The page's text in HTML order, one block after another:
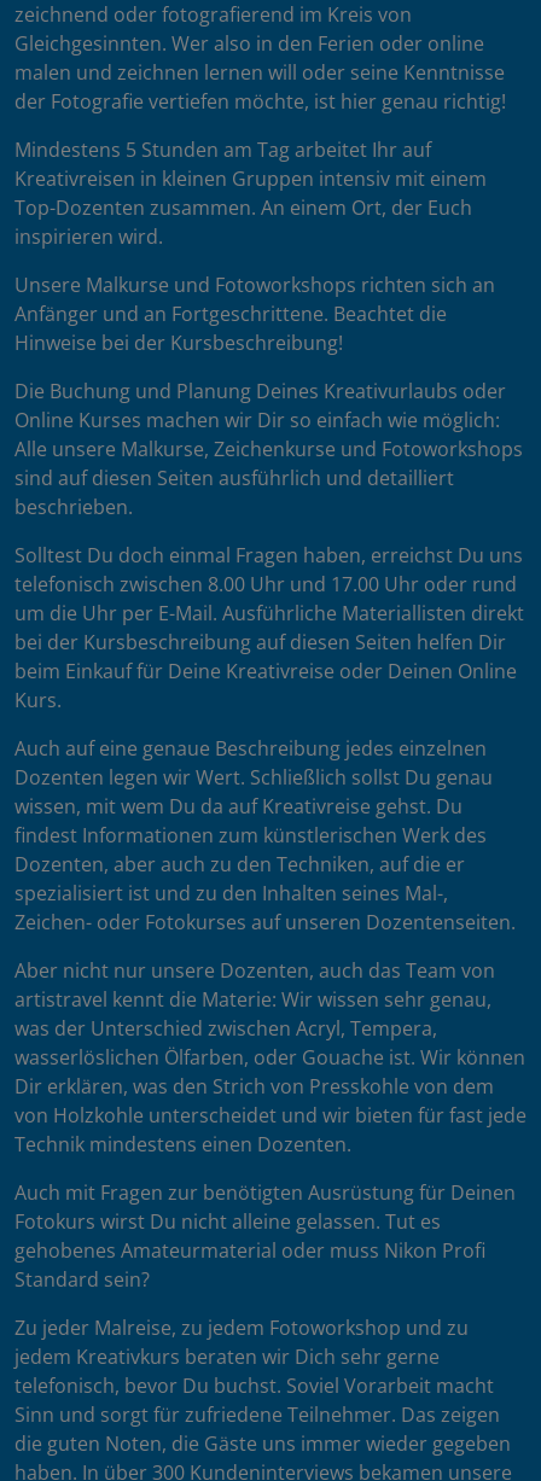
zeichnend oder fotografierend im Kreis von
Gleichgesinnten. Wer also in den Ferien oder online
malen und zeichnen lernen will oder seine Kenntnisse
der Fotografie vertiefen möchte, ist hier genau richtig!
Mindestens 5 Stunden am Tag arbeitet Ihr auf
Kreativreisen in kleinen Gruppen intensiv mit einem
Top-Dozenten zusammen. An einem Ort, der Euch
inspirieren wird.
Unsere Malkurse und Fotoworkshops richten sich an
Anfänger und an Fortgeschrittene. Beachtet die
Hinweise bei der Kursbeschreibung!
Die Buchung und Planung Deines Kreativurlaubs oder
Online Kurses machen wir Dir so einfach wie möglich:
Alle unsere Malkurse, Zeichenkurse und Fotoworkshops
sind auf diesen Seiten ausführlich und detailliert
beschrieben.
Solltest Du doch einmal Fragen haben, erreichst Du uns
telefonisch zwischen 8.00 Uhr und 17.00 Uhr oder rund
um die Uhr per E-Mail. Ausführliche Materiallisten direkt
bei der Kursbeschreibung auf diesen Seiten helfen Dir
beim Einkauf für Deine Kreativreise oder Deinen Online
Kurs.
Auch auf eine genaue Beschreibung jedes einzelnen
Dozenten legen wir Wert. Schließlich sollst Du genau
wissen, mit wem Du da auf Kreativreise gehst. Du
findest Informationen zum künstlerischen Werk des
Dozenten, aber auch zu den Techniken, auf die er
spezialisiert ist und zu den Inhalten seines Mal-,
Zeichen- oder Fotokurses auf unseren Dozentenseiten.
Aber nicht nur unsere Dozenten, auch das Team von
artistravel kennt die Materie: Wir wissen sehr genau,
was der Unterschied zwischen Acryl, Tempera,
wasserlöslichen Ölfarben, oder Gouache ist. Wir können
Dir erklären, was den Strich von Presskohle von dem
von Holzkohle unterscheidet und wir bieten für fast jede
Technik mindestens einen Dozenten.
Auch mit Fragen zur benötigten Ausrüstung für Deinen
Fotokurs wirst Du nicht alleine gelassen. Tut es
gehobenes Amateurmaterial oder muss Nikon Profi
Standard sein?
Zu jeder Malreise, zu jedem Fotoworkshop und zu
jedem Kreativkurs beraten wir Dich sehr gerne
telefonisch, bevor Du buchst. Soviel Vorarbeit macht
Sinn und sorgt für zufriedene Teilnehmer. Das zeigen
die guten Noten, die Gäste uns immer wieder gegeben
haben. In über 300 Kundeninterviews bekamen unsere